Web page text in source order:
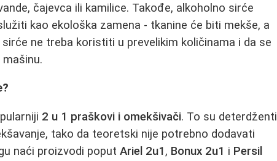
čajevca ili kamilice. Takođe, alkoholno sirće
kao ekološka zamena - tkanine će biti mekše, a
ne treba koristiti u prevelikim količinama i da se
2 u 1 praškovi i omekšivači. To su deterdženti
tako da teoretski nije potrebno dodavati
naći proizvodi poputAriel 2u1, Bonux 2u1 i Persil